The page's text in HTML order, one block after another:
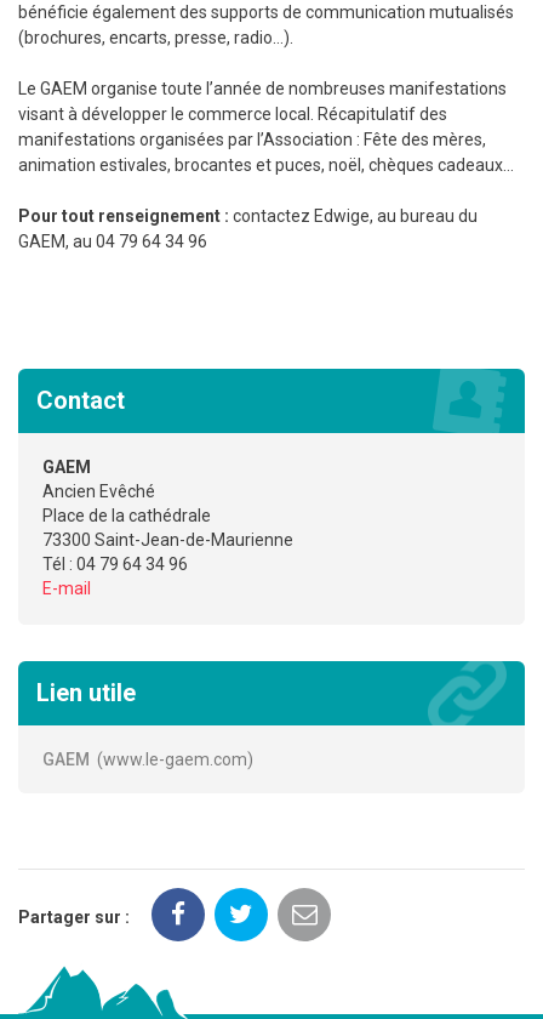
bénéficie également des supports de communication mutualisés
(brochures, encarts, presse, radio…).
Le GAEM organise toute l’année de nombreuses manifestations
visant à développer le commerce local. Récapitulatif des
manifestations organisées par l’Association : Fête des mères,
animation estivales, brocantes et puces, noël, chèques cadeaux…
Pour tout renseignement : contactez Edwige, au bureau du
GAEM, au 04 79 64 34 96
Contact
GAEM
Ancien Evêché
Place de la cathédrale
73300 Saint-Jean-de-Maurienne
Tél : 04 79 64 34 96
E-mail
Lien utile
GAEM www.le-gaem.com
Partager sur :